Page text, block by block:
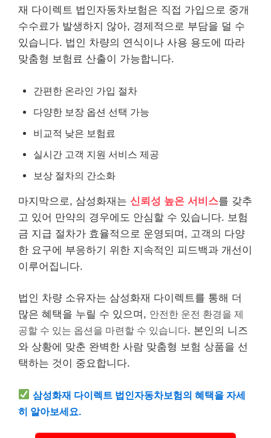
재 다이렉트 법인자동차보험은 직접 가입으로 중개
수수료가 발생하지 않아, 경제적으로 부담을 덜 수
있습니다. 법인 차량의 연식이나 사용 용도에 따라
맞춤형 보험료 산출이 가능합니다.
간편한 온라인 가입 절차
다양한 보장 옵션 선택 가능
비교적 낮은 보험료
실시간 고객 지원 서비스 제공
보상 절차의 간소화
마지막으로, 삼성화재는 신뢰성 높은 서비스를 갖추
고 있어 만약의 경우에도 안심할 수 있습니다. 보험
금 지급 절차가 효율적으로 운영되며, 고객의 다양
한 요구에 부응하기 위한 지속적인 피드백과 개선이
이루어집니다.
법인 차량 소유자는 삼성화재 다이렉트를 통해 더
많은 혜택을 누릴 수 있으며, 안전한 운전 환경을 제
공할 수 있는 옵션을 마련할 수 있습니다. 본인의 니즈
와 상황에 맞춘 완벽한 사람 맞춤형 보험 상품을 선
택하는 것이 중요합니다.
삼성화재 다이렉트 법인자동차보험의 혜택을 자세
히 알아보세요.